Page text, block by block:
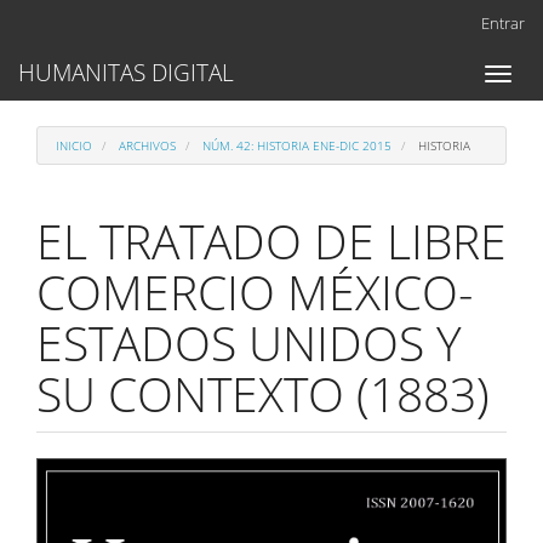
Contenido
principal
lateral
Entrar
Toggle
HUMANITAS DIGITAL
INICIO ARCHIVOS NÚM. 42: HISTORIA ENE-DIC 2015 HISTORIA
EL TRATADO DE LIBRE
COMERCIO MÉXICO-
ESTADOS UNIDOS Y
SU CONTEXTO (1883)
Barra